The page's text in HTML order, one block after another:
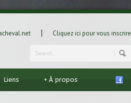
| Cliquez ici pour vous inscrire
Liens À propos
+